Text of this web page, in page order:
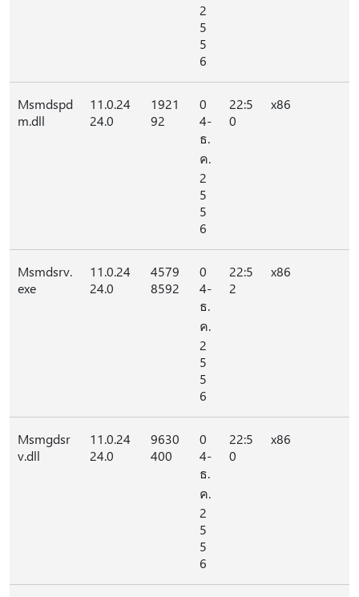
2
5
5
6
Msmdspd
m.dll
11.0.24
24.0
1921
92
0
4-
ธ.
ค.
2
5
5
6
22:5
0
x86
Msmdsrv.
exe
11.0.24
24.0
4579
8592
0
4-
ธ.
ค.
2
5
5
6
22:5
2
x86
Msmgdsr
v.dll
11.0.24
24.0
9630
400
0
4-
ธ.
ค.
2
5
5
6
22:5
0
x86